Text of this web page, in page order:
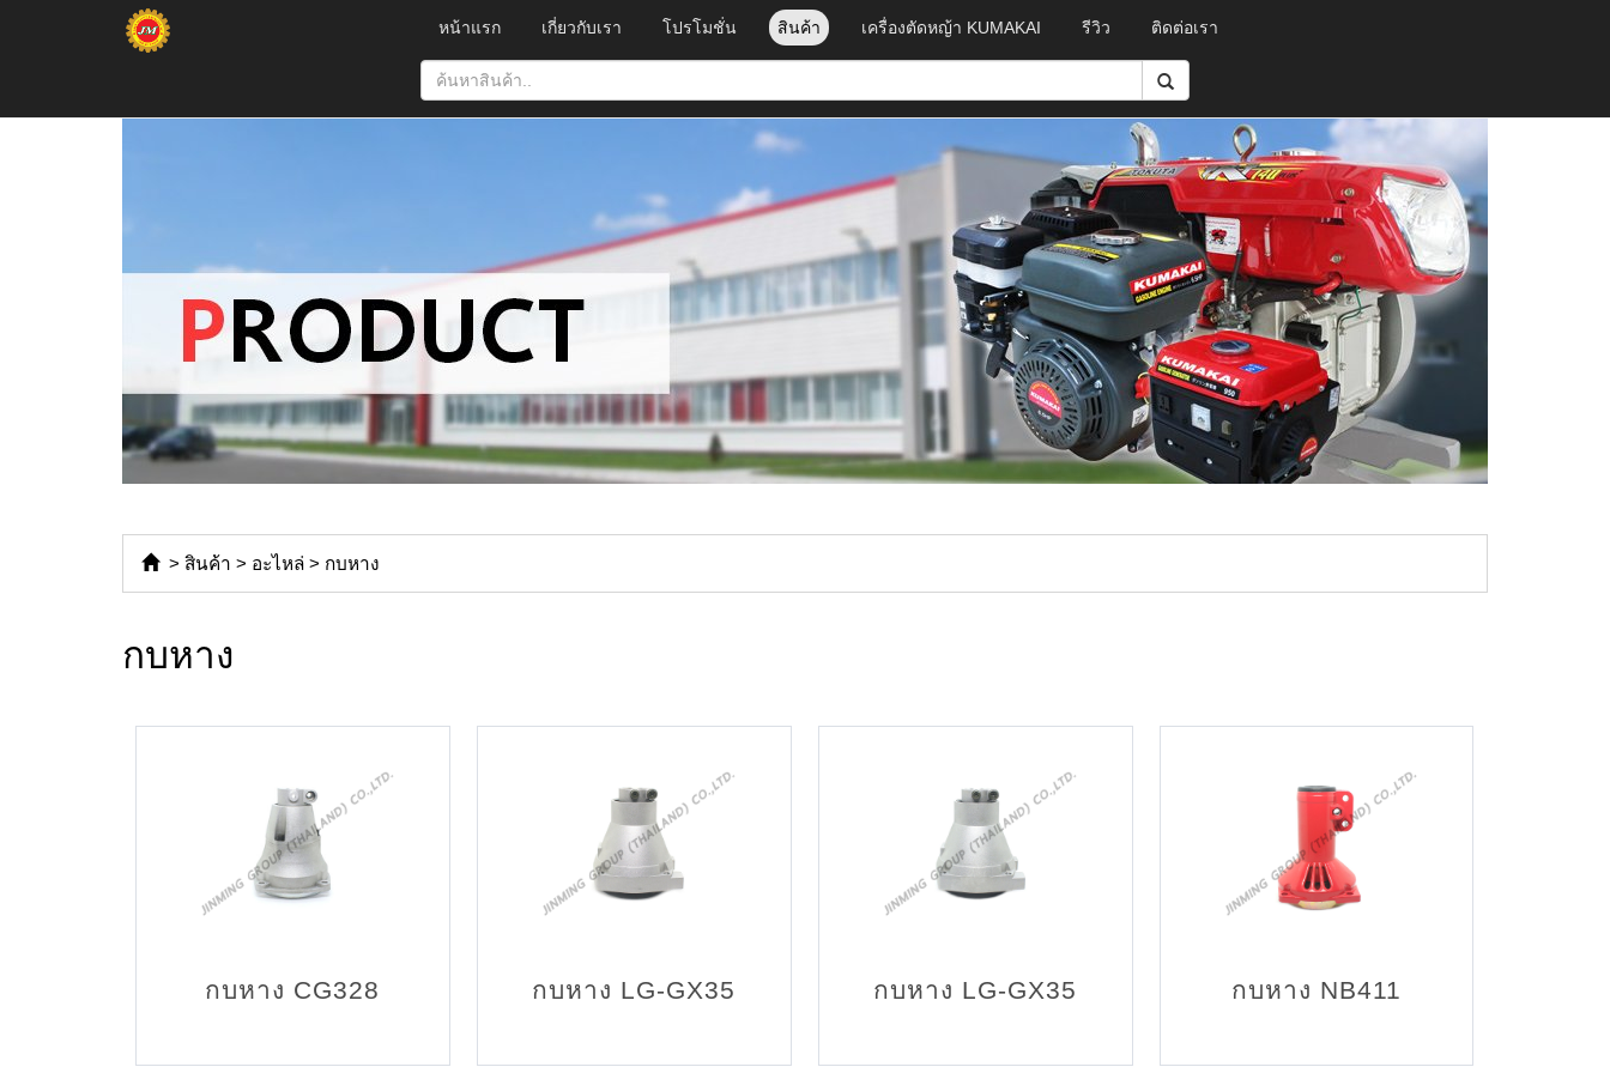
หน้าแรก เกี่ยวกับเรา โปรโมชั่น สินค้า เครื่องตัดหญ้า KUMAKAI รีวิว ติดต่อเรา
> สินค้า > อะไหล่ > กบหาง
กบหาง
กบหาง CG328 กบหาง LG-GX35 กบหาง LG-GX35 กบหาง NB411